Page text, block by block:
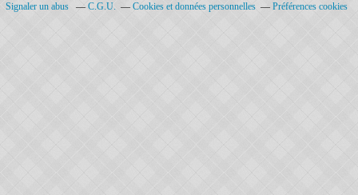
Signaler un abus C.G.U. Cookies et données personnelles Préférences cookies